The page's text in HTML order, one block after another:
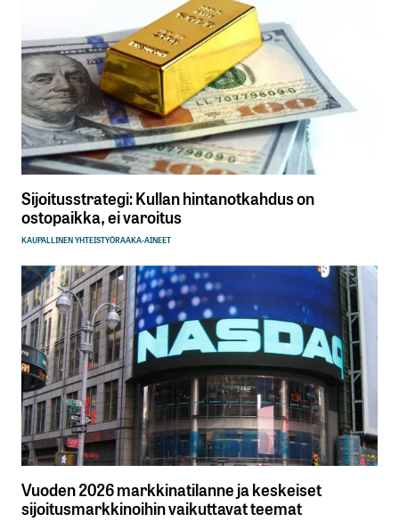
Sijoitusstrategi: Kullan hintanotkahdus on
ostopaikka, ei varoitus
KAUPALLINEN YHTEISTYÖRAAKA-AINEET
Vuoden 2026 markkinatilanne ja keskeiset
sijoitusmarkkinoihin vaikuttavat teemat